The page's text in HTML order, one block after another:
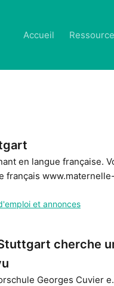
Accueil
en langue française.
français www.maternelle-
et annonces
cherche
Georges Cuvier